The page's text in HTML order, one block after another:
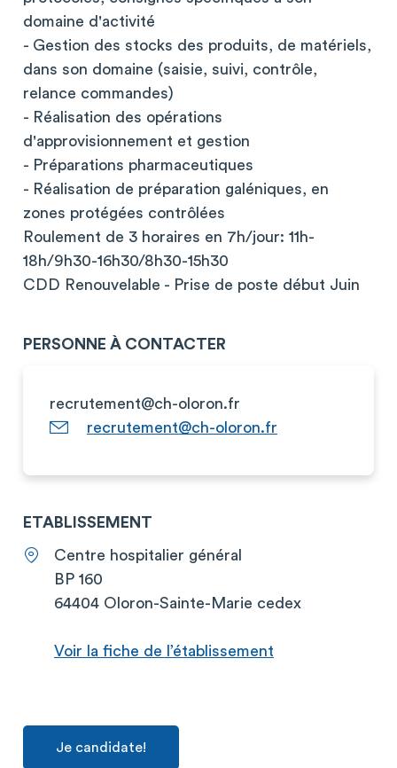
domaine d'activité
- Gestion des stocks des produits, de matériels,
dans son domaine (saisie, suivi, contrôle,
relance commandes)
- Réalisation des opérations
d'approvisionnement et gestion
- Préparations pharmaceutiques
- Réalisation de préparation galéniques, en
zones protégées contrôlées
Roulement de 3 horaires en 7h/jour: 11h-
18h/9h30-16h30/8h30-15h30
CDD Renouvelable - Prise de poste début Juin
PERSONNE À CONTACTER
recrutement@ch-oloron.fr
recrutement@ch-oloron.fr
ETABLISSEMENT
Centre hospitalier général
BP 160
64404 Oloron-Sainte-Marie cedex
Voir la fiche de l’établissement
Je candidate!